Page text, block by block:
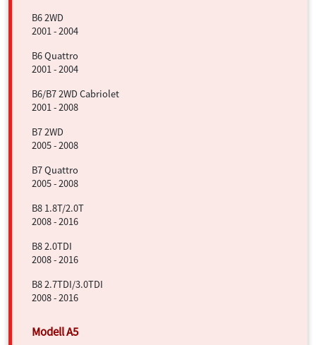
B6 2WD
2001 - 2004
B6 Quattro
2001 - 2004
B6/B7 2WD Cabriolet
2001 - 2008
B7 2WD
2005 - 2008
B7 Quattro
2005 - 2008
B8 1.8T/2.0T
2008 - 2016
B8 2.0TDI
2008 - 2016
B8 2.7TDI/3.0TDI
2008 - 2016